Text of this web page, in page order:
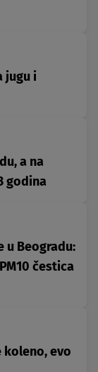
jugu i
a na
godina
u Beogradu:
čestica
koleno, evo